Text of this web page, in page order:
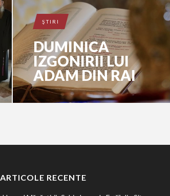
ŞTIRI
DUMINICA
IZGONIRII LUI
ADAM DIN RAI
ARTICOLE RECENTE